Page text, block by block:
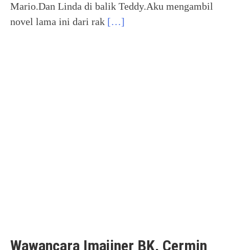
Mario.Dan Linda di balik Teddy.Aku mengambil
novel lama ini dari rak […]
Wawancara Imajiner BK, Cermin